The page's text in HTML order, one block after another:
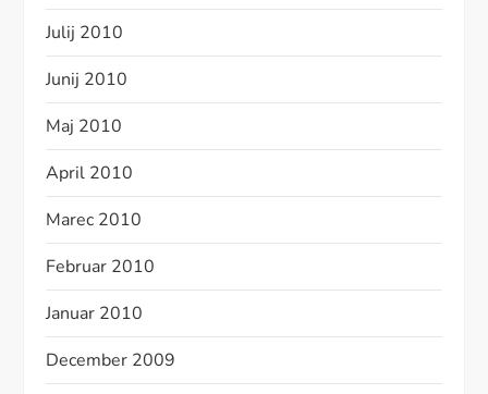
Julij 2010
Junij 2010
Maj 2010
April 2010
Marec 2010
Februar 2010
Januar 2010
December 2009